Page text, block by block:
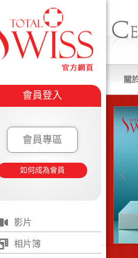
會員登入
會員專區
如何成為會員
影片
相片簿
關